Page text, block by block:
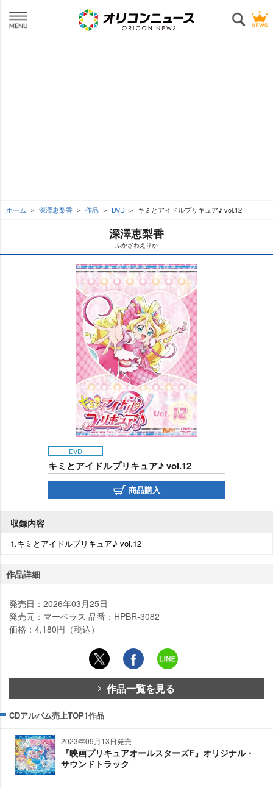
ホーム 深澤恵梨香 作品 DVD キミとアイドルプリキュア♪ vol.12
深澤恵梨香
ふかざわえりか
DVD
キミとアイドルプリキュア♪ vol.12
商品購入
収録内容
1.キミとアイドルプリキュア♪ vol.12
作品詳細
発売日：2026年03月25日
発売元：マーベラス 品番：HPBR-3082
価格：4,180円（税込）
作品一覧を見る
CDアルバム売上TOP1作品
2023年09月13日発売
『映画プリキュアオールスターズF』オリジナル・
サウンドトラック